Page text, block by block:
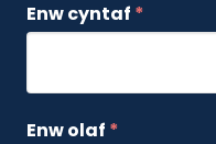
Enw cyntaf *
Enw olaf *